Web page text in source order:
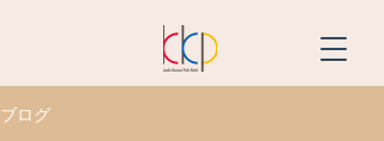
ブログ